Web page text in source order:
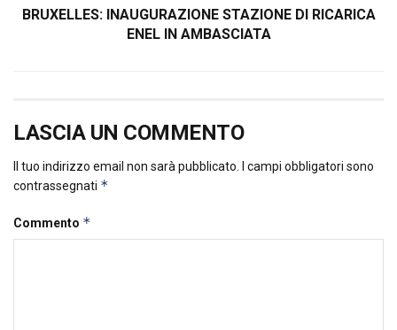
BRUXELLES: INAUGURAZIONE STAZIONE DI RICARICA
ENEL IN AMBASCIATA
LASCIA UN COMMENTO
Il tuo indirizzo email non sarà pubblicato.
I campi obbligatori sono
contrassegnati *
Commento *